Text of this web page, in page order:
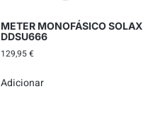
METER MONOFÁSICO SOLAX
DDSU666
129,95€
Adicionar